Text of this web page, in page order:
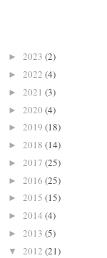
► 2023 (2)
► 2022 (4)
► 2021 (3)
► 2020 (4)
► 2019 (18)
► 2018 (14)
► 2017 (25)
► 2016 (25)
► 2015 (15)
► 2014 (4)
► 2013 (5)
▼ 2012 (21)